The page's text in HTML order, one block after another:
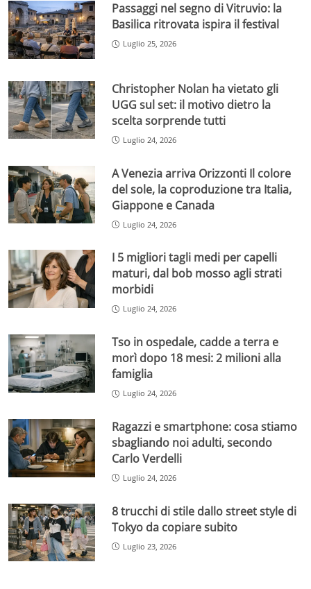
Passaggi nel segno di Vitruvio: la
Basilica ritrovata ispira il festival
Luglio 25, 2026
Christopher Nolan ha vietato gli
UGG sul set: il motivo dietro la
scelta sorprende tutti
Luglio 24, 2026
A Venezia arriva Orizzonti Il colore
del sole, la coproduzione tra Italia,
Giappone e Canada
Luglio 24, 2026
I 5 migliori tagli medi per capelli
maturi, dal bob mosso agli strati
morbidi
Luglio 24, 2026
Tso in ospedale, cadde a terra e
morì dopo 18 mesi: 2 milioni alla
famiglia
Luglio 24, 2026
Ragazzi e smartphone: cosa stiamo
sbagliando noi adulti, secondo
Carlo Verdelli
Luglio 24, 2026
8 trucchi di stile dallo street style di
Tokyo da copiare subito
Luglio 23, 2026